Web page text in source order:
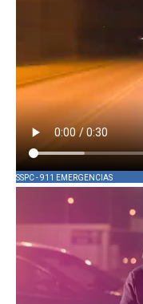
SSPC - 911 EMERGENCIAS